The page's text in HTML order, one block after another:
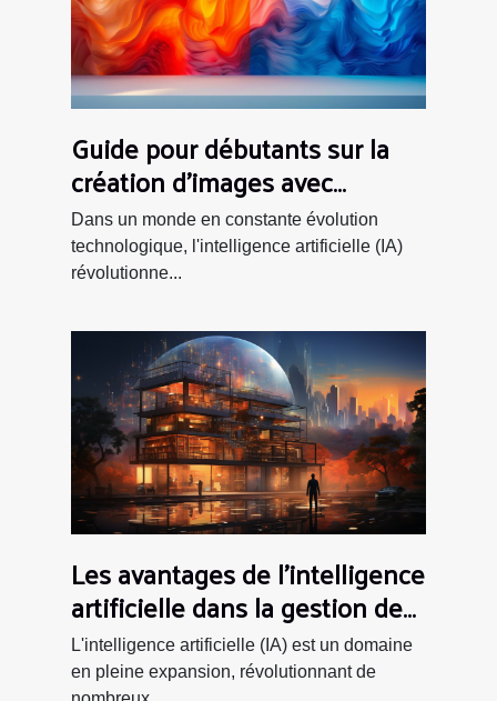
Guide pour débutants sur la
création d'images avec
l'intelligence artificielle
Dans un monde en constante évolution
technologique, l'intelligence artificielle (IA)
révolutionne...
Les avantages de l'intelligence
artificielle dans la gestion de
projets informatiques
L'intelligence artificielle (IA) est un domaine
en pleine expansion, révolutionnant de